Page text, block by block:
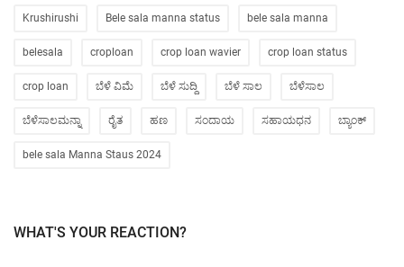
Krushirushi Bele sala manna status bele sala manna
belesala croploan crop loan wavier crop loan status
crop loan ಬೆಳೆ ವಿಮೆ ಬೆಳೆ ಸುದ್ದಿ ಬೆಳೆ ಸಾಲ ಬೆಳೆಸಾಲ
ಬೆಳೆಸಾಲಮನ್ನಾ ರೈತ ಹಣ ಸಂದಾಯ ಸಹಾಯಧನ ಬ್ಯಾಂಕ್
bele sala Manna Staus 2024
WHAT'S YOUR REACTION?